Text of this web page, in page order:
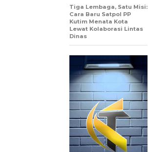
Tiga Lembaga, Satu Misi:
Cara Baru Satpol PP
Kutim Menata Kota
Lewat Kolaborasi Lintas
Dinas